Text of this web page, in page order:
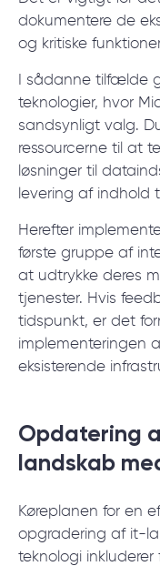
dokumentere de
og kritiske
I sådanne tilfælde
teknologier, hvor
sandsynligt valg.
ressourcerne til at
løsninger til
levering af indhold
Herefter
første gruppe af
at udtrykke deres
tjenester. Hvis
tidspunkt, er det
implementeringen
eksisterende
Opdatering
landskab
Køreplanen for en
opgradering af it-
teknologi inkluderer